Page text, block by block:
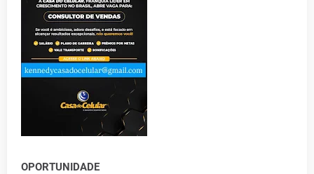
OPORTUNIDADE